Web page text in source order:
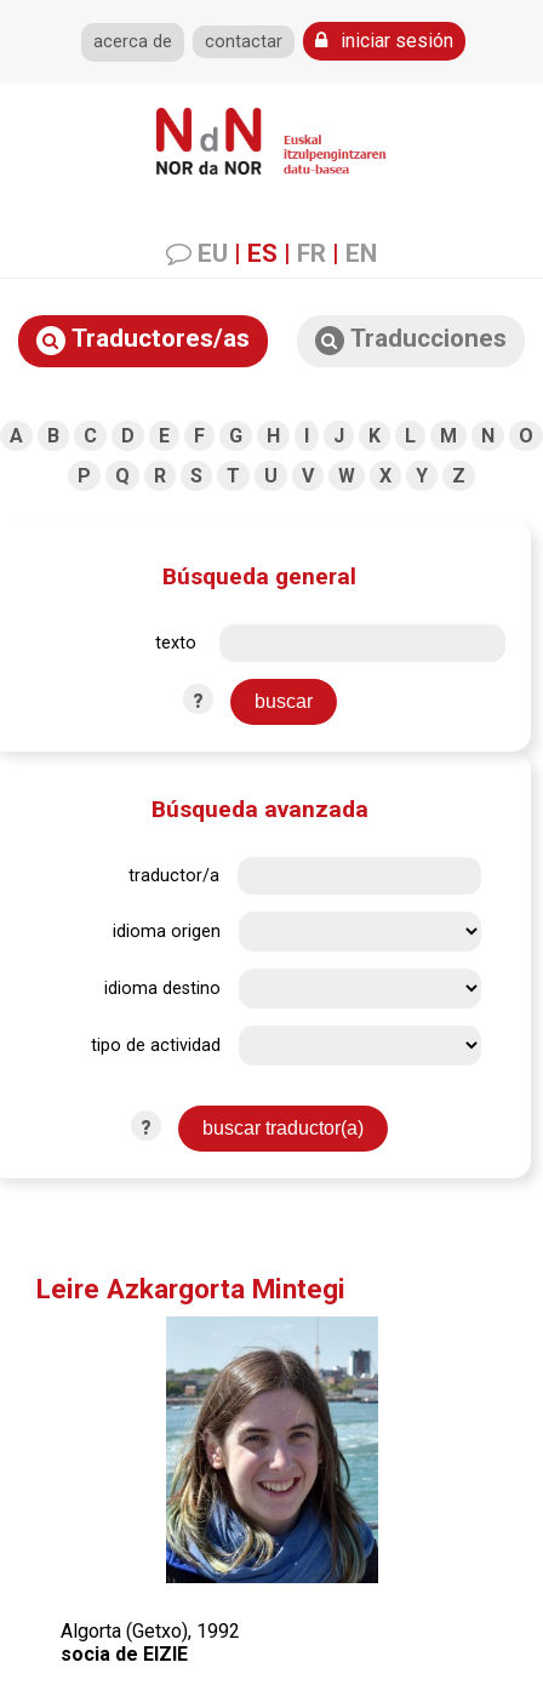
acerca de contactar iniciar sesión
EU | ES | FR | EN
Traductores/as Traducciones
A B C D E F G H I J K L M N
O
P
Q R S T U V W X Y Z
Búsqueda general
texto
?
Búsqueda avanzada
traductor/a
idioma origen
idioma destino
tipo de actividad
?
Leire Azkargorta Mintegi
Algorta (Getxo), 1992
socia de EIZIE